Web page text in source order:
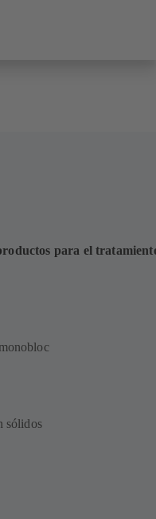
para el
sólidos